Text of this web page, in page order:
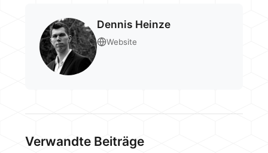
Dennis Heinze
Website
Verwandte Beiträge